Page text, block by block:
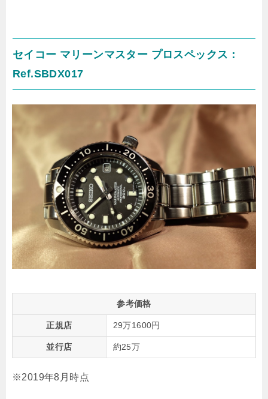
セイコー マリーンマスター プロスペックス：
Ref.SBDX017
参考価格
正規店 29万1600円
並行店 約25万
※2019年8月時点